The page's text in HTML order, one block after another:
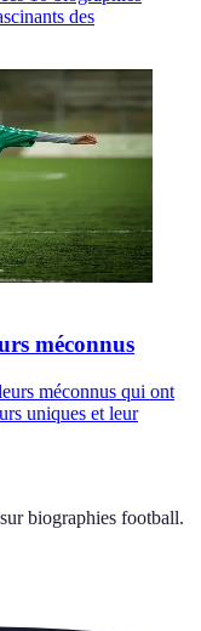
des
méconnus
méconnus qui ont
uniques et leur
biographies football.